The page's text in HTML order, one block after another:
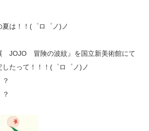
は！！(゜ロ゜ノ)ノ
JOJO 冒険の波紋』を国立新美術館にて
たって！！！(゜ロ゜ノ)ノ